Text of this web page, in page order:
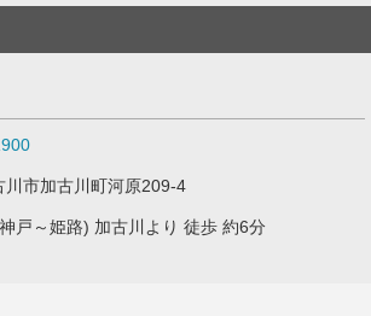
川市加古川町河原209-4
戸～姫路) 加古川より 徒歩 約6分